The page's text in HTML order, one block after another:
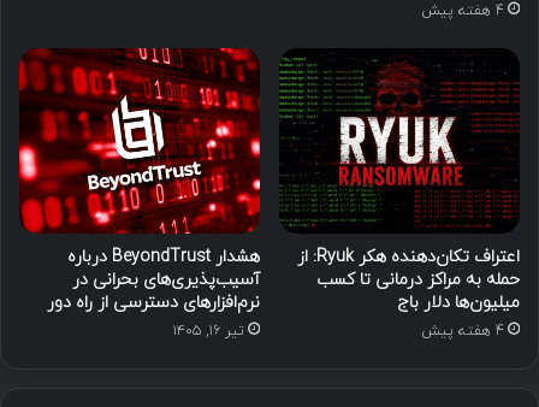
4 هفته پیش
اعتراف تکان‌دهنده هکر Ryuk: از
حمله به مراکز درمانی تا کسب
میلیون‌ها دلار باج
4 هفته پیش
هشدار BeyondTrust درباره
آسیب‌پذیری‌های بحرانی در
نرم‌افزارهای دسترسی از راه دور
تیر ۱۶, ۱۴۰۵